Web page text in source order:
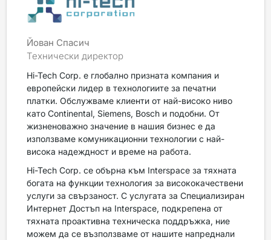
Йован Спасич
Технически директор
Hi-Tech Corp. е глобално призната компания и
европейски лидер в технологиите за печатни
платки. Обслужваме клиенти от най-високо ниво
като Continental, Siemens, Bosch и подобни. От
жизненоважно значение в нашия бизнес е да
използваме комуникационни технологии с най-
висока надеждност и време на работа.
Hi-Tech Corp. се обърна към Interspace за тяхната
богата на функции технология за висококачествени
услуги за свързаност. С услугата за Специализиран
Интернет Достъп на Interspace, подкрепена от
тяхната проактивна техническа поддръжка, ние
можем да се възползваме от нашите напреднали